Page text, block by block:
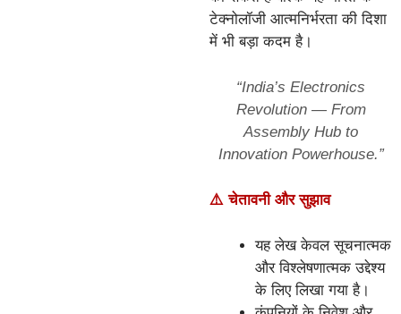
टेक्नोलॉजी आत्मनिर्भरता की दिशा
में भी बड़ा कदम है।
“India’s Electronics
Revolution — From
Assembly Hub to
Innovation Powerhouse.”
⚠️ चेतावनी और सुझाव
यह लेख केवल सूचनात्मक
और विश्लेषणात्मक उद्देश्य
के लिए लिखा गया है।